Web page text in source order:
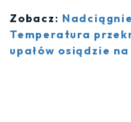
Zobacz:
Temperatura
upałów osiądzie